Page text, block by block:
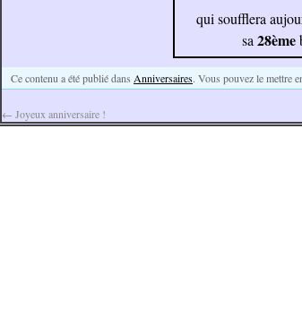
qui soufflera
sa28ème
Ce contenu a été publié dans Anniversaires. Vous pouvez le mettre
← Joyeux anniversaire !